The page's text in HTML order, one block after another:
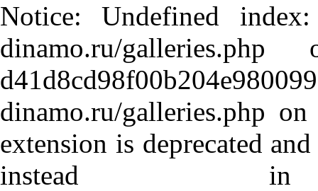
Notice: Undefined
dinamo.ru/
dinamo.ru/galleries.php
extension is deprecated
instead in /var/